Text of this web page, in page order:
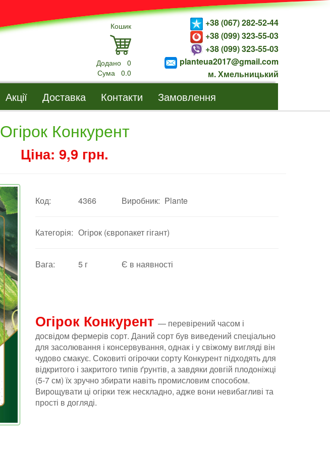
Кошик
Додано 0
Сума 0.0
+38 (067) 282-52-44
+38 (099) 323-55-03
+38 (099) 323-55-03
planteua2017@gmail.com
м. Хмельницький
Акції Доставка Контакти Замовлення
Огірок Конкурент
Ціна: 9,9 грн.
Код: 4366 Виробник: Plante
Категорія: Огірок (європакет гігант)
Вага: 5 г Є в наявності
Огірок Конкурент— перевірений часом і
досвідом фермерівсорт. Даний сорт був виведений спеціально
для засолювання і консервування, однак і у свіжому вигляді він
чудово смакує. Соковиті огірочки сорту Конкурент підходять для
відкритого і закритого типів ґрунтів, а завдяки довгій плодоніжці
(5-7 см) їх зручно збирати навіть промисловим способом.
Вирощувати ці огірки теж нескладно, адже вони невибагливі та
прості в догляді.